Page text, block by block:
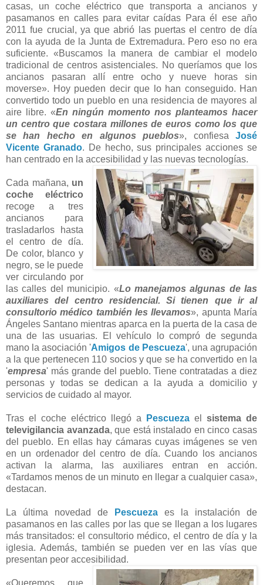
casas, un coche eléctrico que transporta a ancianos y
pasamanos en calles para evitar caídas Para él ese año
2011 fue crucial, ya que abrió las puertas el centro de día
con la ayuda de la Junta de Extremadura. Pero eso no era
suficiente. «Buscamos la manera de cambiar el modelo
tradicional de centros asistenciales. No queríamos que los
ancianos pasaran allí entre ocho y nueve horas sin
moverse». Hoy pueden decir que lo han conseguido. Han
convertido todo un pueblo en una residencia de mayores al
aire libre. «En ningún momento nos planteamos hacer
un centro que costara millones de euros como los que
se han hecho en algunos pueblos», confiesaJosé
Vicente Granado. De hecho, sus principales acciones se
han centrado en la accesibilidad y las nuevas tecnologías.
Cada mañana, un
coche eléctrico
recoge a tres
ancianos para
trasladarlos hasta
el centro de día.
De color, blanco y
negro, se le puede
ver circulando por
las calles del municipio. «Lo manejamos algunas de las
auxiliares del centro residencial. Si tienen que ir al
consultorio médico también les llevamos», apunta María
Ángeles Santano mientras aparca en la puerta de la casa de
una de las usuarias. El vehículo lo compró de segunda
mano la asociación 'Amigos de Pescueza', una agrupación
a la que pertenecen 110 socios y que se ha convertido en la
'empresa' más grande del pueblo. Tiene contratadas a diez
personas y todas se dedican a la ayuda a domicilio y
servicios de cuidado al mayor.
Tras el coche eléctrico llegó a Pescueza el sistema de
televigilancia avanzada, que está instalado en cinco casas
del pueblo. En ellas hay cámaras cuyas imágenes se ven
en un ordenador del centro de día. Cuando los ancianos
activan la alarma, las auxiliares entran en acción.
«Tardamos menos de un minuto en llegar a cualquier casa»,
destacan.
La última novedad de Pescueza es la instalación de
pasamanos en las calles por las que se llegan a los lugares
más transitados: el consultorio médico, el centro de día y la
iglesia. Además, también se pueden ver en las vías que
presentan peor accesibilidad.
«Queremos que